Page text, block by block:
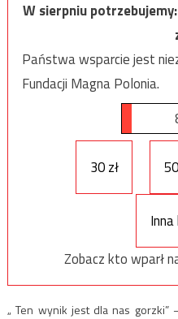
W sierpniu potrzebujemy:
Państwa wsparcie jest
Fundacji Magna Polonia.
30 zł
Zobacz kto wparł
„ Ten wynik jest dla nas gorzki”